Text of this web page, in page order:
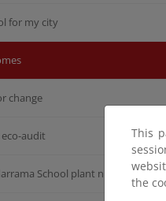
for my city
change
eco-audit
School plant nursery
This
the